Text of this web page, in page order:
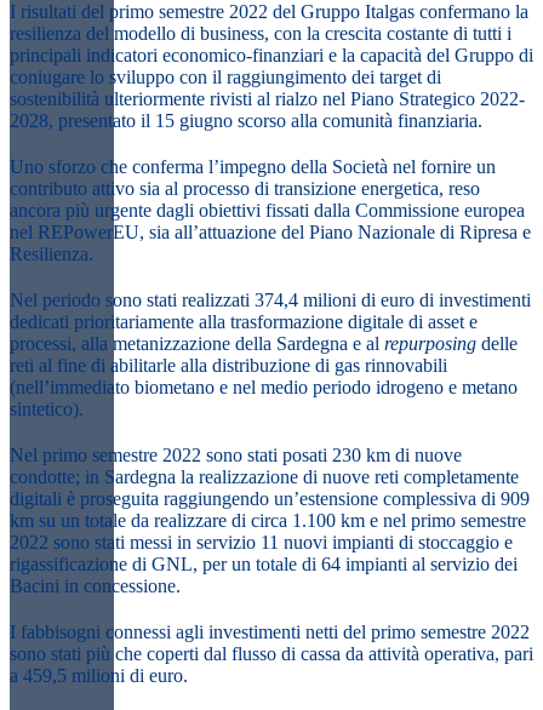
I risultati del primo semestre 2022 del Gruppo Italgas confermano la
resilienza del modello di business, con la crescita costante di tutti i
principali indicatori economico-finanziari e la capacità del Gruppo di
coniugare lo sviluppo con il raggiungimento dei target di
sostenibilità ulteriormente rivisti al rialzo nel Piano Strategico 2022-
2028, presentato il 15 giugno scorso alla comunità finanziaria.
Uno sforzo che conferma l’impegno della Società nel fornire un
contributo attivo sia al processo di transizione energetica, reso
ancora più urgente dagli obiettivi fissati dalla Commissione europea
nel REPowerEU, sia all’attuazione del Piano Nazionale di Ripresa e
Resilienza.
Nel periodo sono stati realizzati 374,4 milioni di euro di investimenti
dedicati prioritariamente alla trasformazione digitale di asset e
processi, alla metanizzazione della Sardegna e al repurposing delle
reti al fine di abilitarle alla distribuzione di gas rinnovabili
(nell’immediato biometano e nel medio periodo idrogeno e metano
sintetico).
Nel primo semestre 2022 sono stati posati 230 km di nuove
condotte; in Sardegna la realizzazione di nuove reti completamente
digitali è proseguita raggiungendo un’estensione complessiva di 909
km su un totale da realizzare di circa 1.100 km e nel primo semestre
2022 sono stati messi in servizio 11 nuovi impianti di stoccaggio e
rigassificazione di GNL, per un totale di 64 impianti al servizio dei
Bacini in concessione.
I fabbisogni connessi agli investimenti netti del primo semestre 2022
sono stati più che coperti dal flusso di cassa da attività operativa, pari
a 459,5 milioni di euro.